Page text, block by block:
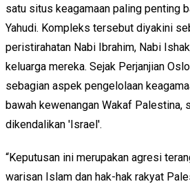
satu situs keagamaan paling penting
Yahudi. Kompleks tersebut diyakini
peristirahatan Nabi Ibrahim, Nabi
keluarga mereka. Sejak Perjanjian
sebagian aspek pengelolaan
bawah kewenangan Wakaf Palestina,
dikendalikan 'Israel'.
“Keputusan ini merupakan agresi
warisan Islam dan hak-hak rakyat